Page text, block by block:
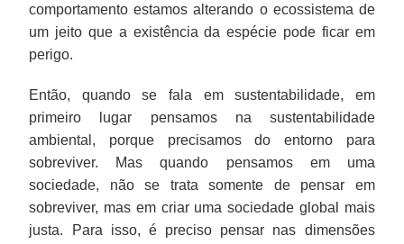
comportamento estamos alterando o ecossistema de
um jeito que a existência da espécie pode ficar em
perigo.
Então, quando se fala em sustentabilidade, em
primeiro lugar pensamos na sustentabilidade
ambiental, porque precisamos do entorno para
sobreviver. Mas quando pensamos em uma
sociedade, não se trata somente de pensar em
sobreviver, mas em criar uma sociedade global mais
justa. Para isso, é preciso pensar nas dimensões